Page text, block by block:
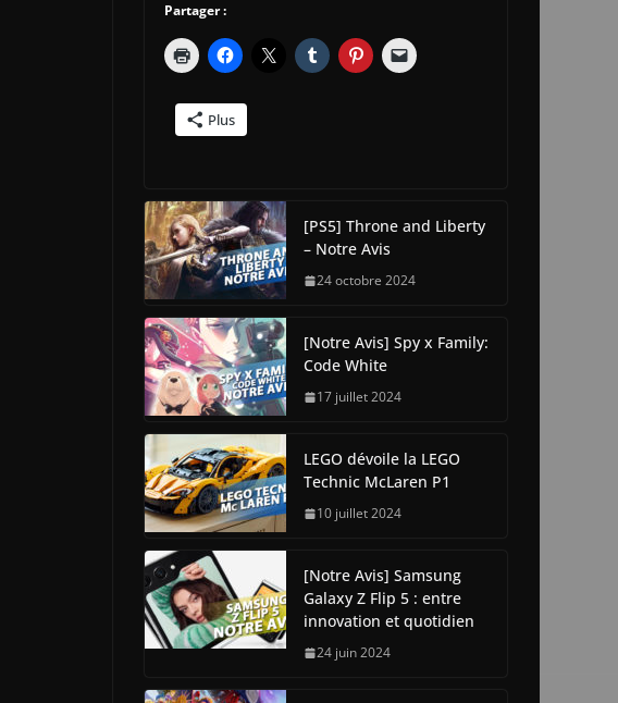
Partager :
Plus
[PS5] Throne and Liberty
– Notre Avis
24 octobre 2024
[Notre Avis] Spy x Family:
Code White
17 juillet 2024
LEGO dévoile la LEGO
Technic McLaren P1
10 juillet 2024
[Notre Avis] Samsung
Galaxy Z Flip 5 : entre
innovation et quotidien
24 juin 2024